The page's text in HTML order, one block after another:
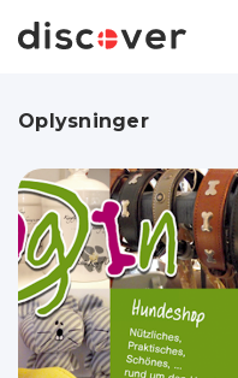
Oplysninger